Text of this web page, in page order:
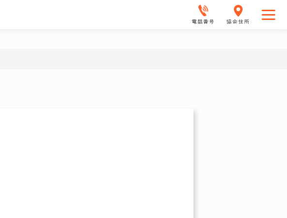
電話番号 協会住所